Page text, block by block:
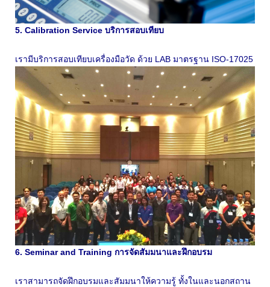
5. Calibration Service บริการสอบเทียบ
เรามีบริการสอบเทียบเครื่องมือวัด ด้วย LAB มาตรฐาน ISO-17025
6. Seminar and Training การจัดสัมมนาและฝึกอบรม
เราสามารถจัดฝึกอบรมและสัมมนาให้ความรู้ ทั้งในและนอกสถาน